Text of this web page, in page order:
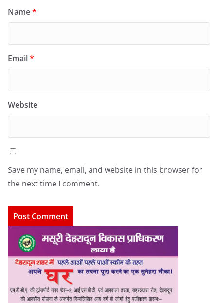
Name*
Email*
Website
Save my name, email, and website in this browser for
the next time I comment.